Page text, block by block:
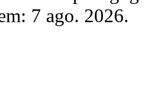
7 ago. 2026.